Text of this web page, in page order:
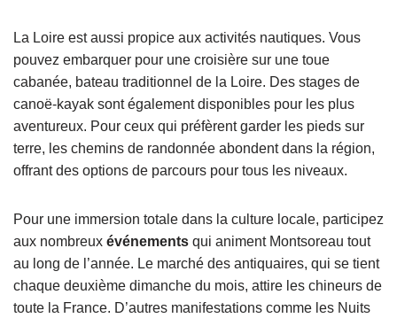
La Loire est aussi propice aux activités nautiques. Vous
pouvez embarquer pour une croisière sur une toue
cabanée, bateau traditionnel de la Loire. Des stages de
canoë-kayak sont également disponibles pour les plus
aventureux. Pour ceux qui préfèrent garder les pieds sur
terre, les chemins de randonnée abondent dans la région,
offrant des options de parcours pour tous les niveaux.
Pour une immersion totale dans la culture locale, participez
aux nombreux événements qui animent Montsoreau tout
au long de l’année. Le marché des antiquaires, qui se tient
chaque deuxième dimanche du mois, attire les chineurs de
toute la France. D’autres manifestations comme les Nuits